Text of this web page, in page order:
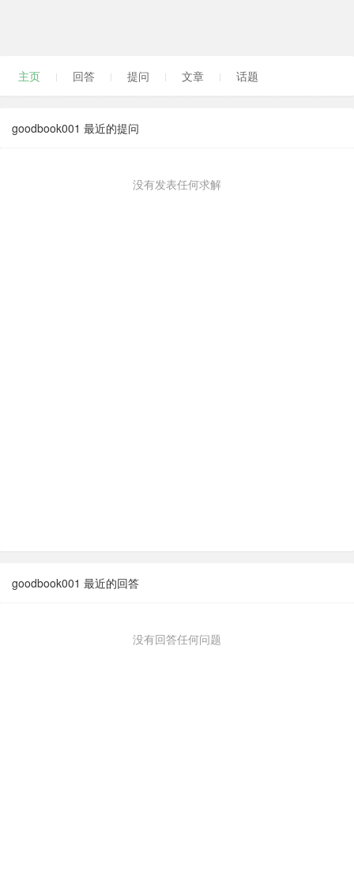
主页 回答 提问 文章 话题
goodbook001 最近的提问
没有发表任何求解
goodbook001 最近的回答
没有回答任何问题